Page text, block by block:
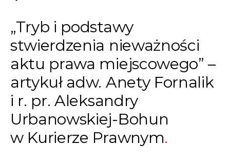
„Tryb i podstawy
stwierdzenia nieważności
aktu prawa miejscowego” –
artykuł adw. Anety Fornalik
i r. pr. Aleksandry
Urbanowskiej-Bohun
w Kurierze Prawnym